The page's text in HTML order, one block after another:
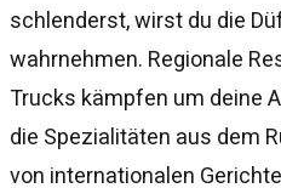
schlenderst, wirst du die
wahrnehmen. Regionale
Trucks kämpfen um deine
die Spezialitäten aus dem
von internationalen